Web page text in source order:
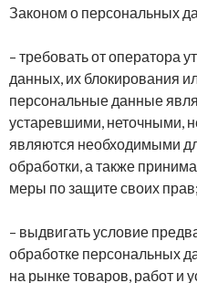
Законом о персональных
– требовать от оператора
данных, их блокирования
персональные данные
устаревшими, неточными,
являются необходимыми
обработки, а также
меры по защите своих прав;
– выдвигать условие
обработке персональных
на рынке товаров, работ и